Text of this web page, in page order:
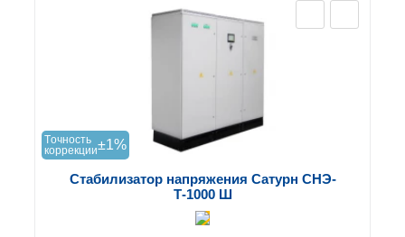
Tочность
коррекции±1%
Стабилизатор напряжения Сатурн СНЭ-
Т-1000 Ш